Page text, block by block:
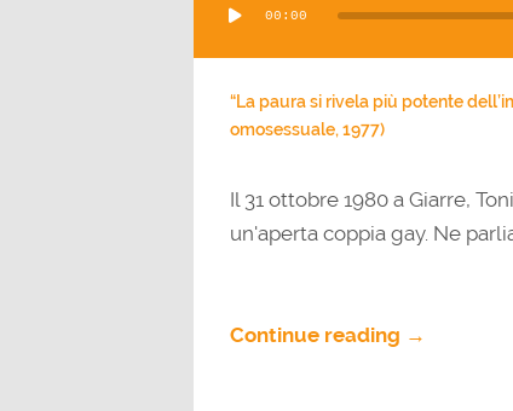
Player
00:00
“La paura si rivela più potente
omosessuale, 1977)
Il 31 ottobre 1980 a Giarre,
un'aperta coppia gay. Ne
Continue reading →